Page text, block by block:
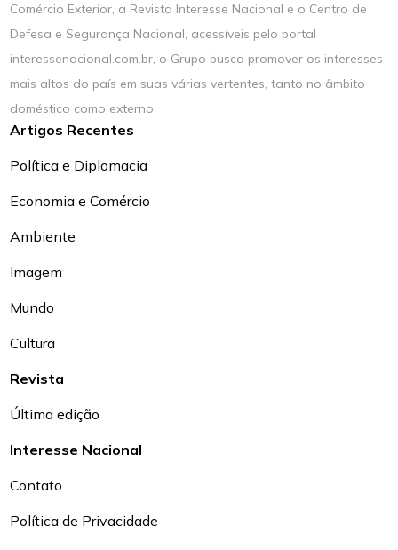
Comércio Exterior, a Revista Interesse Nacional e o Centro de
Defesa e Segurança Nacional, acessíveis pelo portal
interessenacional.com.br, o Grupo busca promover os interesses
mais altos do país em suas várias vertentes, tanto no âmbito
doméstico como externo.
Artigos Recentes
Política e Diplomacia
Economia e Comércio
Ambiente
Imagem
Mundo
Cultura
Revista
Última edição
Interesse Nacional
Contato
Política de Privacidade